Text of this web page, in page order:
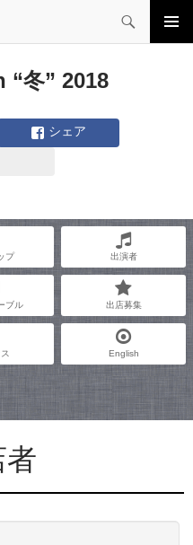
“冬” 2018
シェア
プ 出演者
ブル 出店募集
English
者